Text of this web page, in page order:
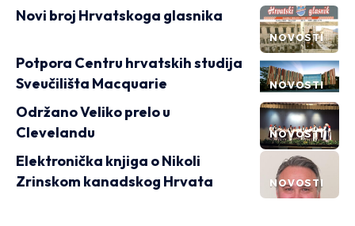
NOVOSTI
Novi broj Hrvatskoga glasnika
NOVOSTI
Potpora Centru hrvatskih studija
Sveučilišta Macquarie
NOVOSTI
Održano Veliko prelo u
Clevelandu
NOVOSTI
Elektronička knjiga o Nikoli
Zrinskom kanadskog Hrvata